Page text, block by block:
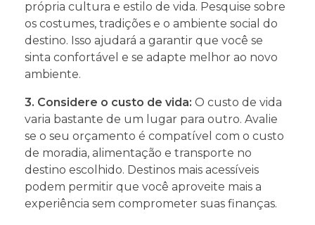
própria cultura e estilo de vida. Pesquise sobre
os costumes, tradições e o ambiente social do
destino. Isso ajudará a garantir que você se
sinta confortável e se adapte melhor ao novo
ambiente.
3. Considere o custo de vida: O custo de vida
varia bastante de um lugar para outro. Avalie
se o seu orçamento é compatível com o custo
de moradia, alimentação e transporte no
destino escolhido. Destinos mais acessíveis
podem permitir que você aproveite mais a
experiência sem comprometer suas finanças.